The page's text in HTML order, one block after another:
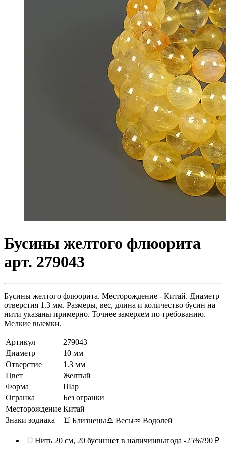
Бусины желтого флюорита
арт. 279043
Бусины желтого флюорита. Месторождение - Китай. Диаметр
отверстия 1.3 мм. Размеры, вес, длина и количество бусин на
нити указаны примерно. Точнее замеряем по требованию.
Мелкие выемки.
Артикул
279043
Диаметр
10 мм
Отверстие
1.3 мм
Цвет
Желтый
Форма
Шар
Огранка
Без огранки
Месторождение Китай
Знаки зодиака
♊ Близнецы♎ Весы♒ Водолей
Нить 20 см, 20 бусиннет в наличиивыгода -25%790 ₽